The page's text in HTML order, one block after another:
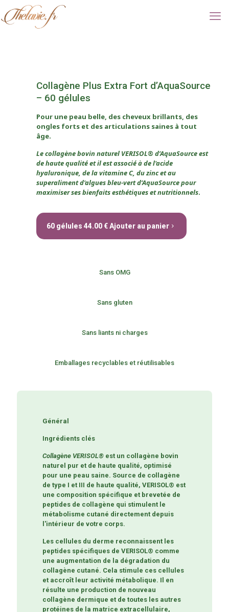
Collagène Plus Extra Fort d’AquaSource
– 60 gélules
Pour une peau belle, des cheveux brillants, des
ongles forts et des articulations saines à tout
âge.
Le collagène bovin naturel VERISOL® d’AquaSource est
de haute qualité et il est associé à de l'acide
hyaluronique, de la vitamine C, du zinc et au
superaliment d'algues bleu-vert d’AquaSource pour
maximiser ses bienfaits esthétiques et nutritionnels.
60 gélules 44.00 € Ajouter au panier
Sans OMG
Sans gluten
Sans liants ni charges
Emballages recyclables et réutilisables
Général
Ingrédients clés
Collagène VERISOL®est un collagène bovin
naturel pur et de haute qualité, optimisé
pour une peau saine. Source de collagène
de type I et III de haute qualité, VERISOL® est
une composition spécifique et brevetée de
peptides de collagène qui stimulent le
métabolisme cutané directement depuis
l'intérieur de votre corps.
Les cellules du derme reconnaissent les
peptides spécifiques de VERISOL® comme
une augmentation de la dégradation du
collagène cutané. Cela stimule ces cellules
et accroît leur activité métabolique. Il en
résulte une production de nouveau
collagène dermique et de toutes les autres
protéines de la matrice extracellulaire,